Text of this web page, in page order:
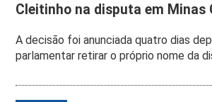
Cleitinho na disputa em Minas
A decisão foi anunciada quatro dias
parlamentar retirar o próprio nome da